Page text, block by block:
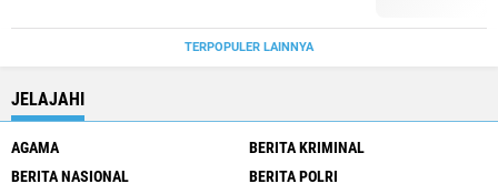
TERPOPULER LAINNYA
JELAJAHI
AGAMA
BERITA KRIMINAL
BERITA NASIONAL
BERITA POLRI